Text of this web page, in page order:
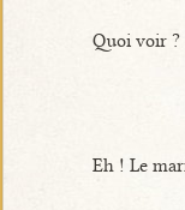
Quoi voir ?
Eh ! Le